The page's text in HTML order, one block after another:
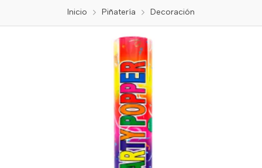
Inicio Piñatería Decoración